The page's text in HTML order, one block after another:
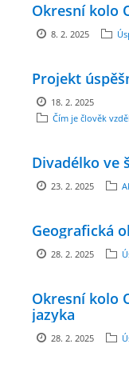
FOTOALBUM
ŠKOLNÍ DRUŽINA
ŠKOLNÍ JÍDELNA
KROUŽKY
GDPR
Okresní kolo
8. 2. 2025
Projekt
18. 2. 2025
Čím je člověk
Divadélko ve
23. 2. 2025
Geografická
28. 2. 2025
Okresní kolo
jazyka
28. 2. 2025